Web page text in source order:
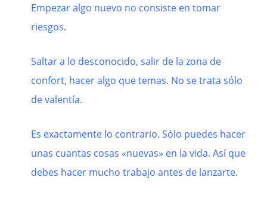
Empezar algo nuevo no consiste en tomar
riesgos.
Saltar a lo desconocido, salir de la zona de
confort, hacer algo que temas. No se trata sólo
de valentía.
Es exactamente lo contrario. Sólo puedes hacer
unas cuantas cosas «nuevas» en la vida. Así que
debes hacer mucho trabajo antes de lanzarte.